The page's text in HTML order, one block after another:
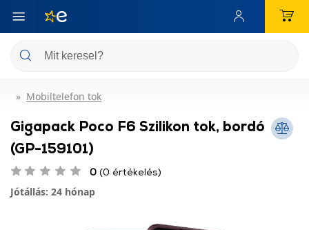
Mobiltelefon tok
Gigapack Poco F6 Szilikon tok, bordó
(GP-159101)
0 (0 értékelés)
Jótállás: 24 hónap